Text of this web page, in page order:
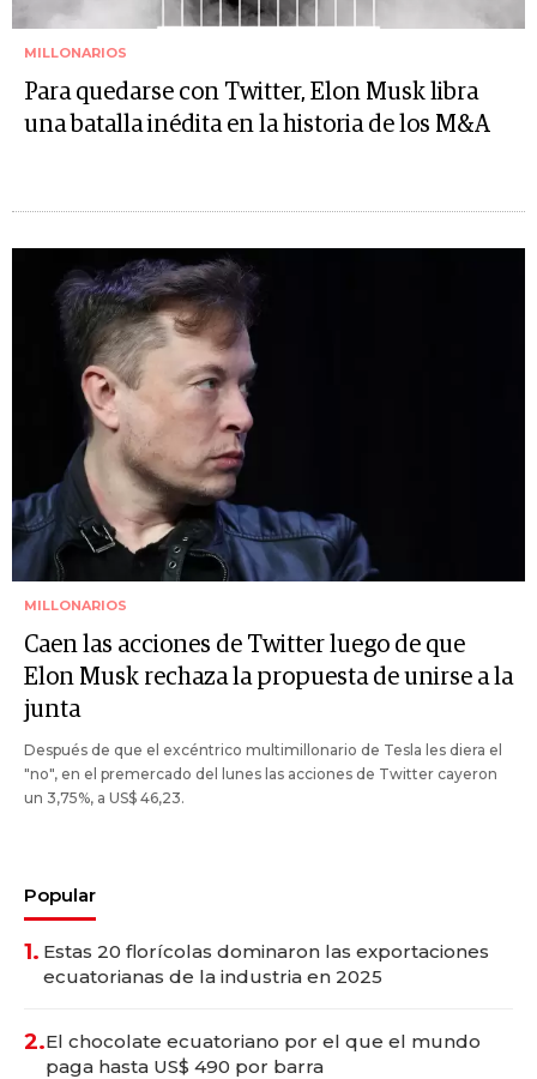
MILLONARIOS
Para quedarse con Twitter, Elon Musk libra
una batalla inédita en la historia de los M&A
MILLONARIOS
Caen las acciones de Twitter luego de que
Elon Musk rechaza la propuesta de unirse a la
junta
Después de que el excéntrico multimillonario de Tesla les diera el
"no", en el premercado del lunes las acciones de Twitter cayeron
un 3,75%, a US$ 46,23.
Popular
1. Estas 20 florícolas dominaron las exportaciones
ecuatorianas de la industria en 2025
2.El chocolate ecuatoriano por el que el mundo
paga hasta US$ 490 por barra